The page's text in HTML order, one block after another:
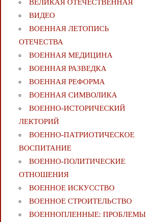
ВЕЛИКАЯ ОТЕЧЕСТВЕННАЯ
ВИДЕО
ВОЕННАЯ ЛЕТОПИСЬ
ОТЕЧЕСТВА
ВОЕННАЯ МЕДИЦИНА
ВОЕННАЯ РАЗВЕДКА
ВОЕННАЯ РЕФОРМА
ВОЕННАЯ СИМВОЛИКА
ВОЕННО-ИСТОРИЧЕСКИЙ
ЛЕКТОРИЙ
ВОЕННО-ПАТРИОТИЧЕСКОЕ
ВОСПИТАНИЕ
ВОЕННО-ПОЛИТИЧЕСКИE
ОТНОШЕНИЯ
ВОЕННОЕ ИСКУССТВО
ВОЕННОЕ СТРОИТЕЛЬСТВО
ВОЕННОПЛЕННЫЕ: ПРОБЛЕМЫ